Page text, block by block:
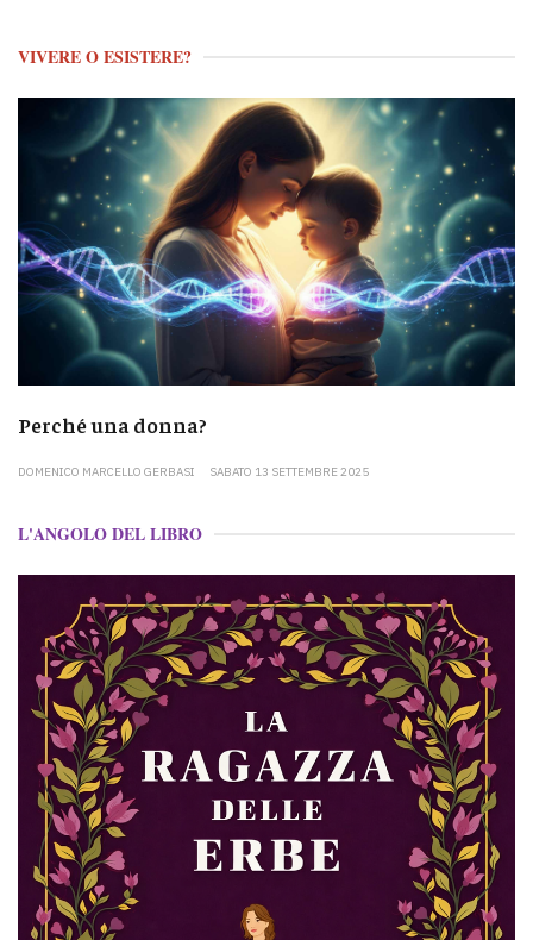
VIVERE O ESISTERE?
Perché una donna?
DOMENICO MARCELLO GERBASI SABATO 13 SETTEMBRE 2025
L'ANGOLO DEL LIBRO